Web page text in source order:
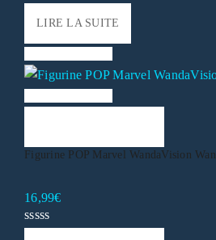
LIRE LA SUITE
Figurine POP Marvel WandaVision
16,99€